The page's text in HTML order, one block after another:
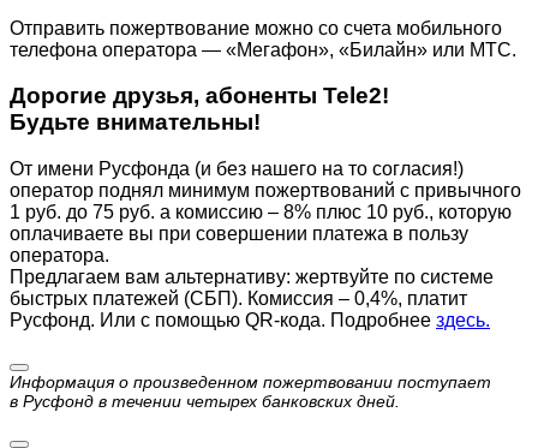
Отправить пожертвование можно со счета мобильного
телефона оператора — «Мегафон», «Билайн» или МТС.
Дорогие друзья, абоненты Tele2!
Будьте внимательны!
От имени Русфонда (и без нашего на то согласия!)
оператор поднял минимум пожертвований с привычного
1 руб. до 75 руб. а комиссию – 8% плюс 10 руб., которую
оплачиваете вы при совершении платежа в пользу
оператора.
Предлагаем вам альтернативу: жертвуйте по cистеме
быстрых платежей (СБП). Комиссия – 0,4%, платит
Русфонд. Или с помощью QR-кода. Подробнее здесь.
Информация о произведенном пожертвовании поступает
в Русфонд в течении четырех банковских дней.